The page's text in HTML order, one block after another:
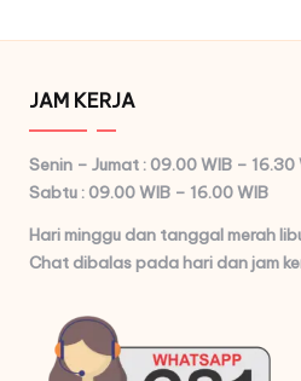
JAM KERJA
Senin – Jumat : 09.00 WIB – 16.30
Sabtu : 09.00 WIB – 16.00 WIB
Hari minggu dan tanggal merah
Chat dibalas pada hari dan jam